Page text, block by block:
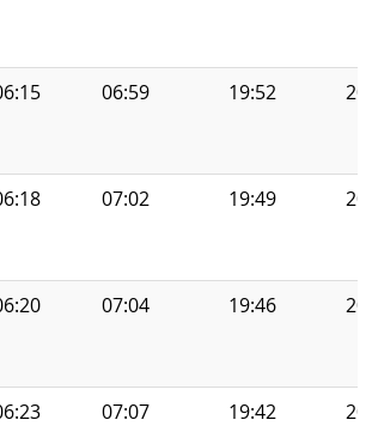
06:59 19:52
07:02 19:49
07:04 19:46
07:07 19:42